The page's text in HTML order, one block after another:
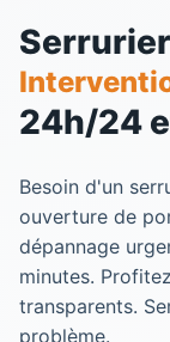
24h/24
Besoin d'un
ouverture de
dépannage
minutes.
transparents.
problème.